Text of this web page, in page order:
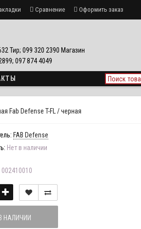
Сравнение Оформить заказ
Тир; 099 320 2390 Магазин
097 874 4049
Fab Defense T-FL / черная
FAB Defense
Нет в наличии
002410010
НАЛИЧИИ